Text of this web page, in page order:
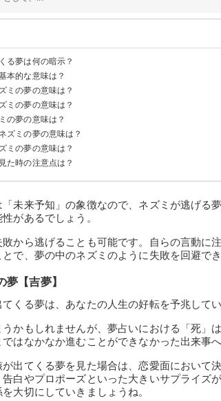
る夢は何の暗示？
本的な意味は？
示
意味が決まる
ミの夢の意味は？
けられる夢【警告夢】
れる夢【吉夢】
に囲まれる夢【吉夢】
夢【吉夢】
る夢【警告夢】
の夢【吉夢】
いかけられている夢【凶夢】
出てくる夢【吉夢】
ミの夢の意味は？
出す夢【吉夢】
える夢【吉夢】
夢【警告夢】
る夢【吉夢】
する夢【吉夢】
る夢【吉夢】
夢【吉夢】
夢【予知夢】
夢【警告夢】
の夢の意味は？
夢【吉夢】
の夢【警告夢】
夢【凶夢】
の夢【吉夢】
ズミの夢の意味は？
の夢【警告夢】
の夢【吉夢】
ずみの夢【吉夢】
ミの夢の意味は？
夢【吉夢】
夢【警告夢】
た時の注意点は？
未来予知」の象徴なので、ネズミが逃げる
があるでしょう。
敗から逃げることも可能です。自らの言動に
で、夢の中のネズミのように失敗を回避でき
夢【吉夢】
くる夢は、あなたの人生の好転を予兆してい
かもしれませんが、夢占いにおける「死」
はなかなか進むことができなかった出来事
が出てくる夢を見た場合は、恋愛面において
白やプロポーズといった大きいサプライズ
大切にしていきましょうね。